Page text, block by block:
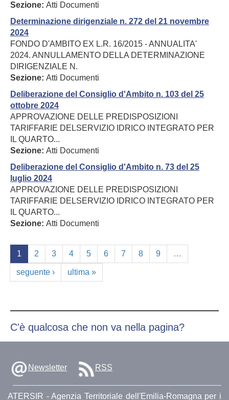
Sezione: Atti Documenti
Determinazione dirigenziale n. 272 del 21 novembre
2024
FONDO D'AMBITO EX L.R. 16/2015 - ANNUALITA'
2024. ANNULLAMENTO DELLA DETERMINAZIONE
DIRIGENZIALE N.
Sezione: Atti Documenti
Deliberazione del Consiglio d'Ambito n. 103 del 25
ottobre 2024
APPROVAZIONE DELLE PREDISPOSIZIONI
TARIFFARIE DELSERVIZIO IDRICO INTEGRATO PER
IL QUARTO...
Sezione: Atti Documenti
Deliberazione del Consiglio d'Ambito n. 73 del 25
luglio 2024
APPROVAZIONE DELLE PREDISPOSIZIONI
TARIFFARIE DELSERVIZIO IDRICO INTEGRATO PER
IL QUARTO...
Sezione: Atti Documenti
1 2 3 4 5 6 7 8 9 …
seguente › ultima »
C'è qualcosa che non va nella pagina?
Newsletter RSS
ATERSIR - Agenzia Territoriale dell'Emilia-Romagna per i